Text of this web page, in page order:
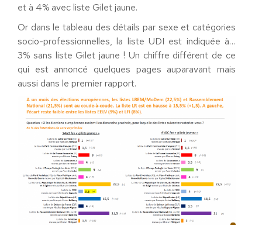
et à 4% avec liste Gilet jaune.
Or dans le tableau des détails par sexe et catégories
socio-professionnelles, la liste UDI est indiquée à…
3% sans liste Gilet jaune ! Un chiffre différent de ce
qui est annoncé quelques pages auparavant mais
aussi dans le premier rapport.